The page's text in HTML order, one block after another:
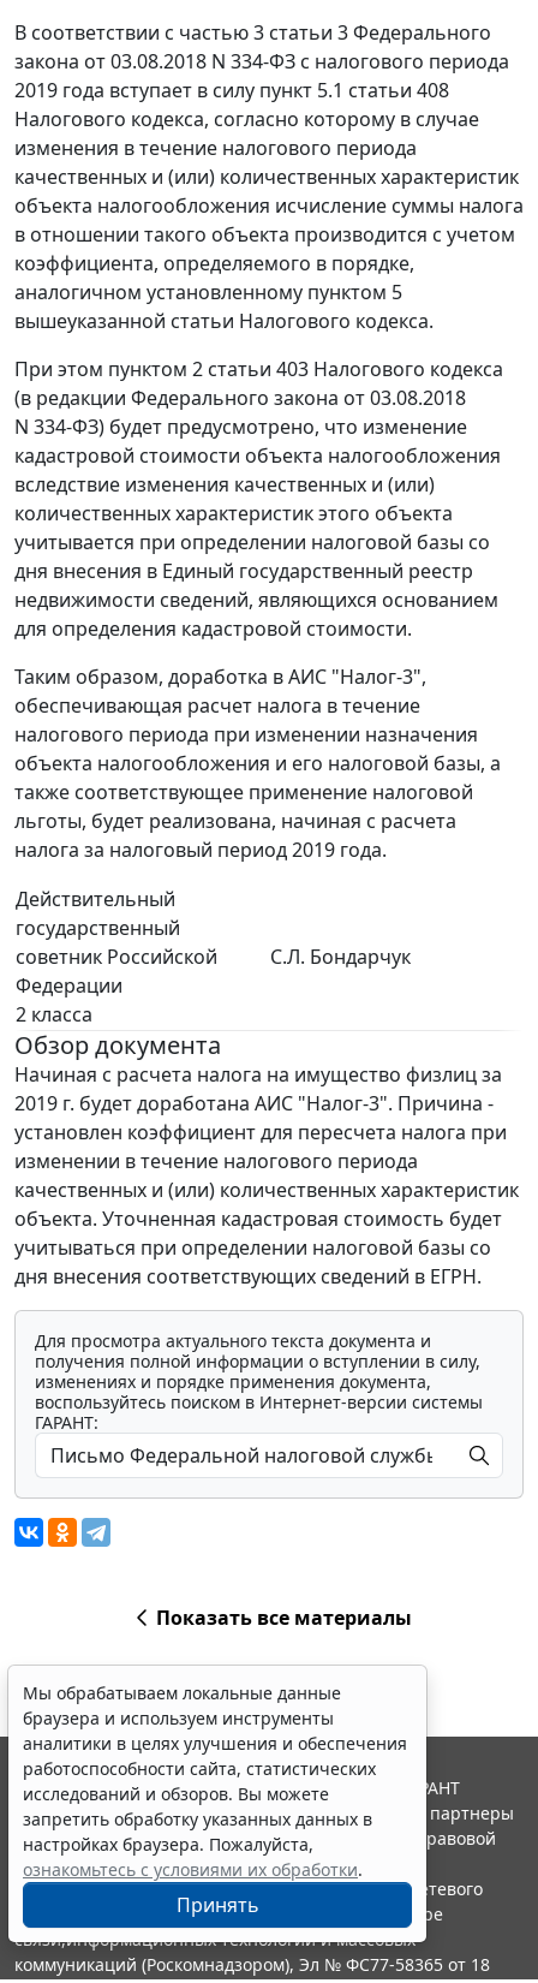
В соответствии с частью 3 статьи 3 Федерального
закона от 03.08.2018 N 334-ФЗ с налогового периода
2019 года вступает в силу пункт 5.1 статьи 408
Налогового кодекса, согласно которому в случае
изменения в течение налогового периода
качественных и (или) количественных характеристик
объекта налогообложения исчисление суммы налога
в отношении такого объекта производится с учетом
коэффициента, определяемого в порядке,
аналогичном установленному пунктом 5
вышеуказанной статьи Налогового кодекса.
При этом пунктом 2 статьи 403 Налогового кодекса
(в редакции Федерального закона от 03.08.2018
N 334-ФЗ) будет предусмотрено, что изменение
кадастровой стоимости объекта налогообложения
вследствие изменения качественных и (или)
количественных характеристик этого объекта
учитывается при определении налоговой базы со
дня внесения в Единый государственный реестр
недвижимости сведений, являющихся основанием
для определения кадастровой стоимости.
Таким образом, доработка в АИС "Налог-3",
обеспечивающая расчет налога в течение
налогового периода при изменении назначения
объекта налогообложения и его налоговой базы, а
также соответствующее применение налоговой
льготы, будет реализована, начиная с расчета
налога за налоговый период 2019 года.
Действительный
государственный
советник Российской
Федерации
2 класса
С.Л. Бондарчук
Обзор документа
Начиная с расчета налога на имущество физлиц за
2019 г. будет доработана АИС "Налог-3". Причина -
установлен коэффициент для пересчета налога при
изменении в течение налогового периода
качественных и (или) количественных характеристик
объекта. Уточненная кадастровая стоимость будет
учитываться при определении налоговой базы со
дня внесения соответствующих сведений в ЕГРН.
Для просмотра актуального текста документа и
получения полной информации о вступлении в силу,
изменениях и порядке применения документа,
воспользуйтесь поиском в Интернет-версии системы
ГАРАНТ:
Показать все материалы
Мы обрабатываем локальные данные
браузера и используем инструменты
аналитики в целях улучшения и обеспечения
работоспособности сайта, статистических
исследований и обзоров. Вы можете
запретить обработку указанных данных в
настройках браузера. Пожалуйста,
ознакомьтесь с условиями их обработки.
Принять
© ООО "НПП "ГАРАНТ-СЕРВИС", 2026. Система ГАРАНТ
выпускается с 1990 года. Компания "Гарант" и ее партнеры
являются участниками Российской ассоциации правовой
информации ГАРАНТ.
Портал ГАРАНТ.РУ зарегистрирован в качестве сетевого
издания Федеральной службой по надзору в сфере
связи,информационных технологий и массовых
коммуникаций (Роскомнадзором), Эл № ФС77-58365 от 18